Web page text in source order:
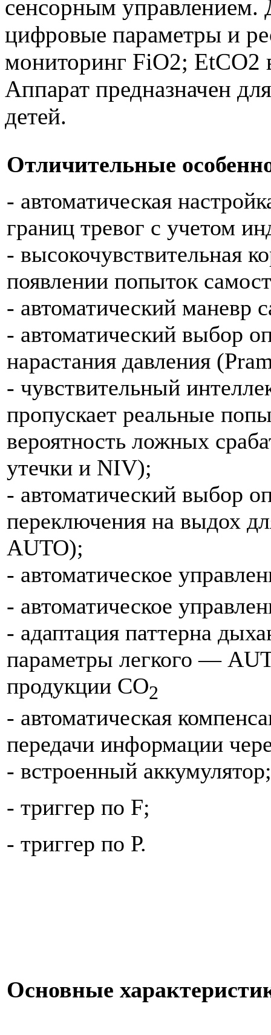
сенсорным управлением.
цифровые параметры и
мониторинг FiO2; EtCO2
Аппарат предназначен
детей.
Отличительные
- автоматическая
границ тревог c учетом
- высокочувствительная
появлении попыток
- автоматический маневр
- автоматический выбор
нарастания давления
- чувствительный
пропускает реальные
вероятность ложных
утечки и NIV);
- автоматический выбор
переключения на выдох
AUTO);
- автоматическое
- автоматическое
- адаптация паттерна
параметры легкого —
продукции CO2
- автоматическая
передачи информации
- встроенный аккумулятор;
- триггер по F;
- триггер по Р.
Основные